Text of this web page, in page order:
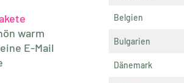
warm
E-Mail
Belgien
Bulgarien
Dänemark